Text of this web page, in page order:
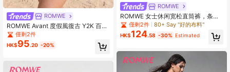
ROMWE
ROMWE Avant 度假風復古 Y2K 百合
花花卉圖案 2 合 1 大尺碼掛脖上衣
僅剩2件
HK$95.20 -20%
ROMWE
ROMWE 女士休闲宽松直筒裤，条纹
系腰亚麻长裤，适合居家、日常穿着
和上学
僅剩2件 80+ Say "好的布料"
HK$124.58 -30% Estimated